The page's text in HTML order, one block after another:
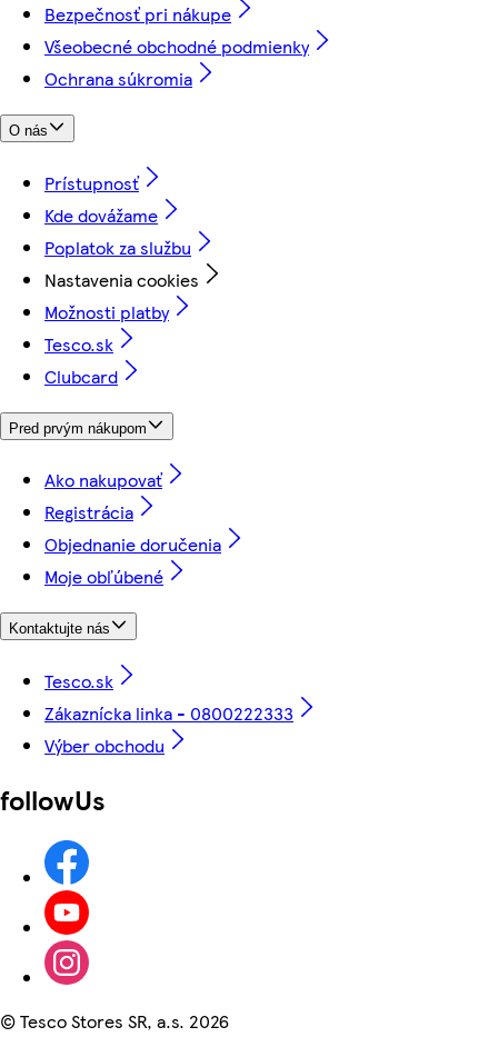
Bezpečnosť pri nákupe
Všeobecné obchodné podmienky
Ochrana súkromia
O nás
Prístupnosť
Kde dovážame
Poplatok za službu
Nastavenia cookies
Možnosti platby
Tesco.sk
Clubcard
Pred prvým nákupom
Ako nakupovať
Registrácia
Objednanie doručenia
Moje obľúbené
Kontaktujte nás
Tesco.sk
Zákaznícka linka - 0800222333
Výber obchodu
followUs
©Tesco Stores SR, a.s. 2026